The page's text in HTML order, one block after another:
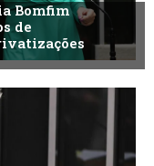
Bomfim
de